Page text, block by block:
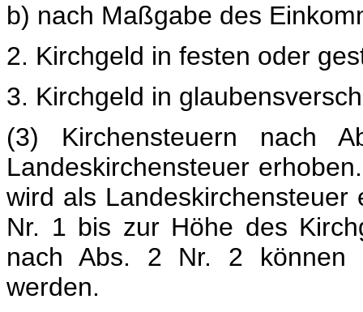
b) nach Maßgabe des
2. Kirchgeld in festen oder
3. Kirchgeld in
(3) Kirchensteuern
Landeskirchensteuer
wird als
Nr. 1 bis zur Höhe des
nach Abs. 2 Nr. 2 können
werden.